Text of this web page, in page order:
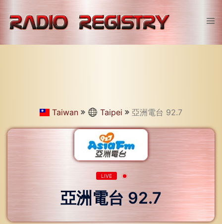
content
Taiwan Taipei 亞洲電台 92.7
LIVE
亞洲電台 92.7